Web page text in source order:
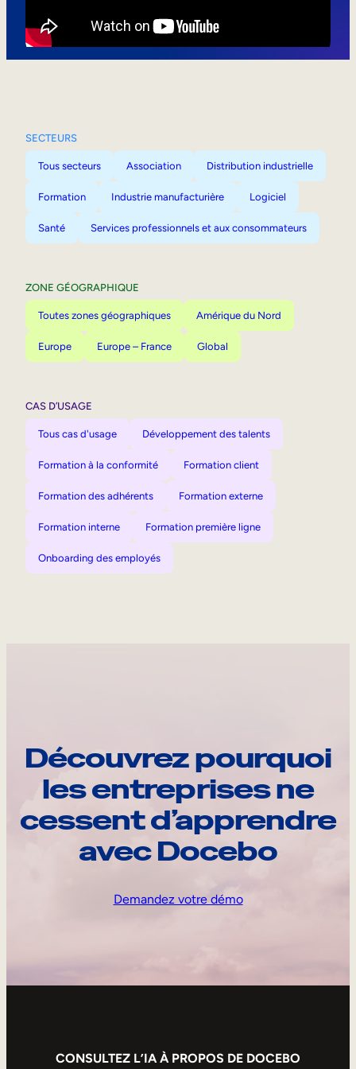
SECTEURS
Tous secteurs Association Distribution industrielle
Formation Industrie manufacturière Logiciel
Santé Services professionnels et aux consommateurs
ZONE GÉOGRAPHIQUE
Toutes zones géographiques Amérique du Nord
Europe Europe – France Global
CAS D’USAGE
Tous cas d'usage Développement des talents
Formation à la conformité Formation client
Formation des adhérents Formation externe
Formation interne Formation première ligne
Onboarding des employés
Découvrez pourquoi
les entreprises ne
cessent d’apprendre
avec Docebo
Demandez votre démo
CONSULTEZ L’IA À PROPOS DE DOCEBO